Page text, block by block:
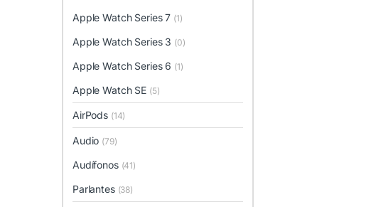
Apple Watch Series 7 (1)
Apple Watch Series 3 (0)
Apple Watch Series 6 (1)
Apple Watch SE (5)
AirPods (14)
Audio (79)
Audífonos (41)
Parlantes (38)